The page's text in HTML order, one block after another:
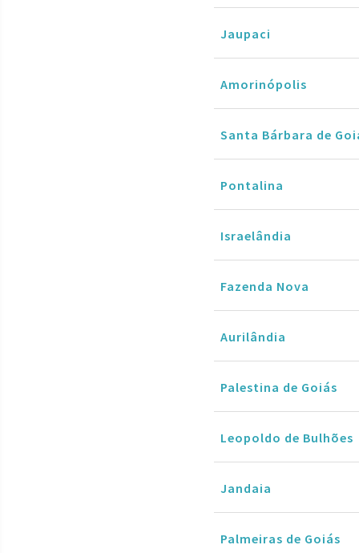
Jaupaci
Amorinópolis
Santa Bárbara de
Pontalina
Israelândia
Fazenda Nova
Aurilândia
Palestina de Goiás
Leopoldo de Bulhões
Jandaia
Palmeiras de Goiás